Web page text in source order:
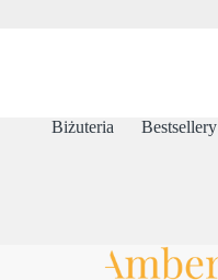
Biżuteria Bestsellery